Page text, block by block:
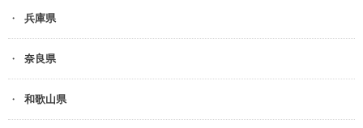
兵庫県
奈良県
和歌山県